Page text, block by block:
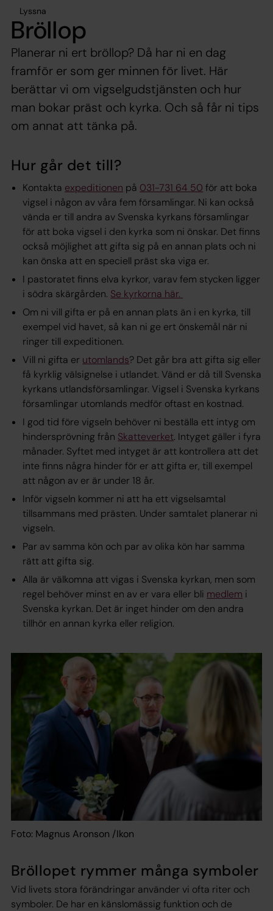
Lyssna
Bröllop
Planerar ni ert bröllop? Då har ni en dag
framför er som ger minnen för livet. Här
berättar vi om vigselgudstjänsten och hur
man bokar präst och kyrka. Och så får ni tips
om annat att tänka på.
Hur går det till?
Kontakta expeditionen på 031-731 64 50 för att boka
vigsel i någon av våra fem församlingar. Ni kan också
vända er till andra av Svenska kyrkans församlingar
för att boka vigsel i den kyrka som ni önskar. Det finns
också möjlighet att gifta sig på en annan plats och ni
kan önska att en speciell präst ska viga er.
I pastoratet finns elva kyrkor, varav fem stycken ligger
i södra skärgården. Se kyrkorna här.
Om ni vill gifta er på en annan plats än i en kyrka, till
exempel vid havet, så kan ni ge ert önskemål när ni
ringer till expeditionen.
Vill ni gifta er utomlands? Det går bra att gifta sig eller
få kyrklig välsignelse i utlandet. Vänd er då till Svenska
kyrkans utlandsförsamlingar. Vigsel i Svenska kyrkans
församlingar utomlands medför oftast en kostnad.
I god tid före vigseln behöver ni beställa ett intyg om
hindersprövning från Skatteverket. Intyget gäller i fyra
månader. Syftet med intyget är att kontrollera att det
inte finns några hinder för er att gifta er, till exempel
att någon av er är under 18 år.
Inför vigseln kommer ni att ha ett vigselsamtal
tillsammans med prästen. Under samtalet planerar ni
vigseln.
Par av samma kön och par av olika kön har samma
rätt att gifta sig.
Alla är välkomna att vigas i Svenska kyrkan, men som
regel behöver minst en av er vara eller bli medlem i
Svenska kyrkan. Det är inget hinder om den andra
tillhör en annan kyrka eller religion.
Foto: Magnus Aronson /Ikon
Bröllopet rymmer många symboler
Vid livets stora förändringar använder vi ofta riter och
symboler. De har en känslomässig funktion och de